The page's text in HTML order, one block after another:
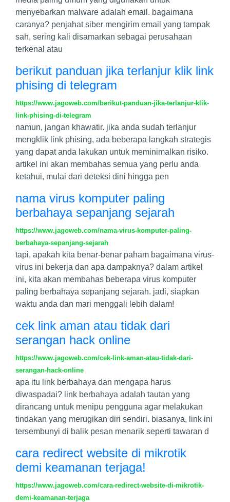
menyebarkan malware adalah email. bagaimana
caranya? penjahat siber mengirim email yang tampak
sah, sering kali disamarkan sebagai perusahaan
terkenal atau
berikut panduan jika terlanjur klik link
phising di telegram
https://www.jagoweb.com/berikut-panduan-jika-terlanjur-klik-
link-phising-di-telegram
namun, jangan khawatir. jika anda sudah terlanjur
mengklik link phising, ada beberapa langkah strategis
yang dapat anda lakukan untuk meminimalkan risiko.
artikel ini akan membahas semua yang perlu anda
ketahui, mulai dari deteksi dini hingga pen
nama virus komputer paling
berbahaya sepanjang sejarah
https://www.jagoweb.com/nama-virus-komputer-paling-
berbahaya-sepanjang-sejarah
tapi, apakah kita benar-benar paham bagaimana virus-
virus ini bekerja dan apa dampaknya? dalam artikel
ini, kita akan membahas beberapa virus komputer
paling berbahaya sepanjang sejarah. jadi, siapkan
waktu anda dan mari menggali lebih dalam!
cek link aman atau tidak dari
serangan hack online
https://www.jagoweb.com/cek-link-aman-atau-tidak-dari-
serangan-hack-online
apa itu link berbahaya dan mengapa harus
diwaspadai? link berbahaya adalah tautan yang
dirancang untuk menipu pengguna agar melakukan
tindakan yang merugikan diri sendiri. biasanya, link ini
tersembunyi di balik pesan menarik seperti tawaran d
cara redirect website di mikrotik
demi keamanan terjaga!
https://www.jagoweb.com/cara-redirect-website-di-mikrotik-
demi-keamanan-terjaga